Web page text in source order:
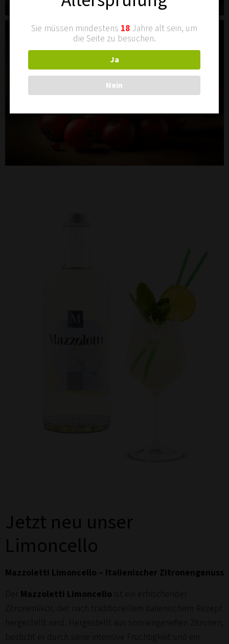
Jetzt neu unser
Limoncello
Mazzoletti Limoncello – Italienischer Zitronengenuss
Der Mazzoletti Limoncello ist ein erfrischender
Zitronenlikör, der nach traditionellem italienischem Rezept
hergestellt wird. Hergestellt aus sonnengereiften Zitronen,
besticht er durch seine intensive Fruchtigkeit und ein
Sie müssen mindestens 18 Jahre alt sein, um
die Seite zu besuchen.
Ja
Nein